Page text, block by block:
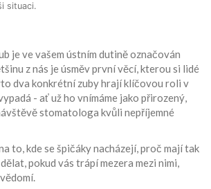
situaci.
je ve vašem ústním dutině označován
z nás je úsměv první věcí, kterou si lidé
dva konkrétní zuby hrají klíčovou roli v
- ať už ho vnímáme jako přirozený,
stomatologa kvůli nepříjemné
to, kde se špičáky nacházejí, proč mají tak
pokud vás trápí mezera mezi nimi,